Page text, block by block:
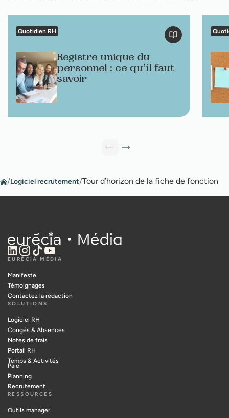
Quotidien RH
Registre unique du
personnel : ce qu’il faut
savoir
/Logiciel recrutement/Tour d’horizon de la fiche de fonction
EURÉCIA MÉDIA
Manifeste
Témoignages
Contactez la rédaction
SOLUTIONS
Logiciel RH
Congés & Absences
Notes de frais
Portail RH
Temps & Activités
Paie
Planning
Recrutement
RESSOURCES
Outils manager